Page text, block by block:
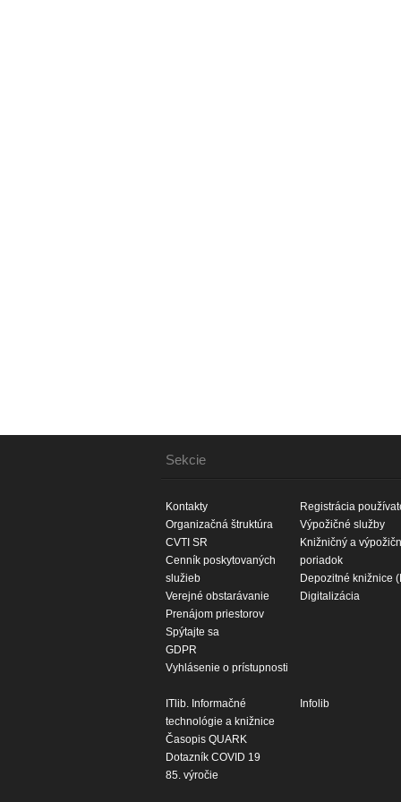
Sekcie
Kontakty
Organizačná štruktúra
CVTI SR
Cenník poskytovaných
služieb
Verejné obstarávanie
Prenájom priestorov
Spýtajte sa
GDPR
Vyhlásenie o prístupnosti
Registrácia
Výpožičné služby
Knižničný a
poriadok
Depozitné knižnice
Digitalizácia
ITlib. Informačné
technológie a knižnice
Časopis QUARK
Dotazník COVID 19
85. výročie
Infolib